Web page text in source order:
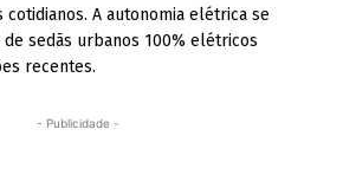
cotidianos. A autonomia elétrica se
sedãs urbanos 100% elétricos
recentes.
- Publicidade -